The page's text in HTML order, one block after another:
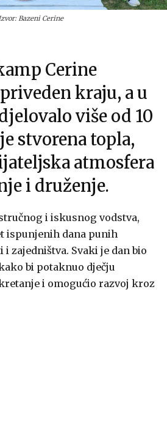
Bazeni Cerine
Cerine
kraju, a u
više od 10
stvorena topla,
atmosfera
i druženje.
i iskusnog vodstva,
ispunjenih dana punih
i zajedništva. Svaki je dan bio
bi potaknuo dječju
i omogućio razvoj kroz